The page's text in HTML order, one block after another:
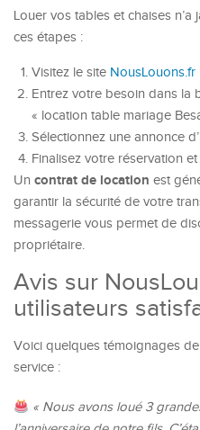
Louer vos tables et chaises n’a
ces étapes :
Visitez le site NousLouons.fr
Entrez votre besoin dans la
« location table mariage
Sélectionnez une annonce
Finalisez votre réservation
Un contrat de location est
garantir la sécurité de votre
messagerie vous permet de
propriétaire.
Avis sur
utilisateurs
Voici quelques témoignages
service :
« Nous avons loué 3